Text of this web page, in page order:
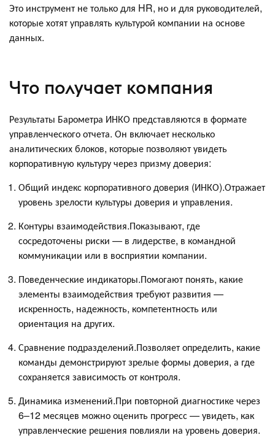
Это инструмент не только для HR, но и для руководителей,
которые хотят управлять культурой компании на основе
данных.
Что получает компания
Результаты Барометра ИНКО представляются в формате
управленческого отчета. Он включает несколько
аналитических блоков, которые позволяют увидеть
корпоративную культуру через призму доверия:
Общий индекс корпоративного доверия (ИНКО).Отражает
уровень зрелости культуры доверия и управления.
Контуры взаимодействия.Показывают, где
сосредоточены риски — в лидерстве, в командной
коммуникации или в восприятии компании.
Поведенческие индикаторы.Помогают понять, какие
элементы взаимодействия требуют развития —
искренность, надежность, компетентность или
ориентация на других.
Сравнение подразделений.Позволяет определить, какие
команды демонстрируют зрелые формы доверия, а где
сохраняется зависимость от контроля.
Динамика изменений.При повторной диагностике через
6–12 месяцев можно оценить прогресс — увидеть, как
управленческие решения повлияли на уровень доверия.